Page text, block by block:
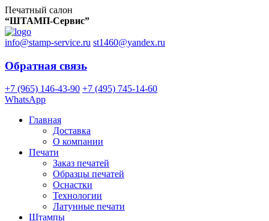
Печатный салон
“ШТАМП-Сервис”
info@stamp-service.ru st1460@yandex.ru
Обратная связь
+7 (965) 146-43-90 +7 (495) 745-14-60
WhatsApp
Главная
Доставка
О компании
Печати
Заказ печатей
Образцы печатей
Оснастки
Технологии
Латунные печати
Штампы